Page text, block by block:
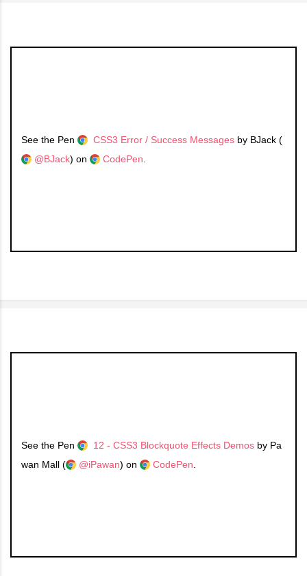
See the Pen CSS3 Error / Success Messages by BJack (
@BJack) on CodePen
See the Pen 12 - CSS3 Blockquote Effects Demos by Pa
wan Mall (
@iPawan) on CodePen